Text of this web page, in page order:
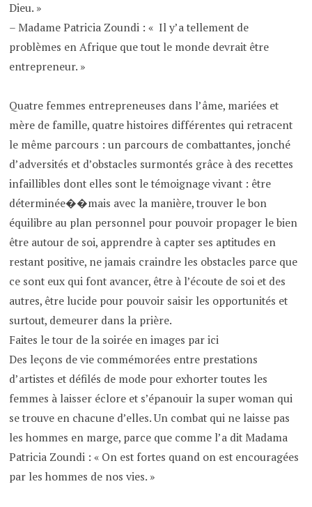
Dieu. »
– Madame Patricia Zoundi : « Il y’a tellement de
problèmes en Afrique que tout le monde devrait être
entrepreneur. »
Quatre femmes entrepreneuses dans l’âme, mariées et
mère de famille, quatre histoires différentes qui retracent
le même parcours : un parcours de combattantes, jonché
d’adversités et d’obstacles surmontés grâce à des recettes
infaillibles dont elles sont le témoignage vivant : être
déterminée��mais avec la manière, trouver le bon
équilibre au plan personnel pour pouvoir propager le bien
être autour de soi, apprendre à capter ses aptitudes en
restant positive, ne jamais craindre les obstacles parce que
ce sont eux qui font avancer, être à l’écoute de soi et des
autres, être lucide pour pouvoir saisir les opportunités et
surtout, demeurer dans la prière.
Faites le tour de la soirée en images par ici
Des leçons de vie commémorées entre prestations
d’artistes et défilés de mode pour exhorter toutes les
femmes à laisser éclore et s’épanouir la super woman qui
se trouve en chacune d’elles. Un combat qui ne laisse pas
les hommes en marge, parce que comme l’a dit Madama
Patricia Zoundi : « On est fortes quand on est encouragées
par les hommes de nos vies. »